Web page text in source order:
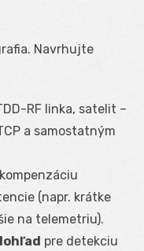
Navrhujte
RF linka, satelit –
a samostatným
(napr. krátke
na telemetriu).
pre detekciu